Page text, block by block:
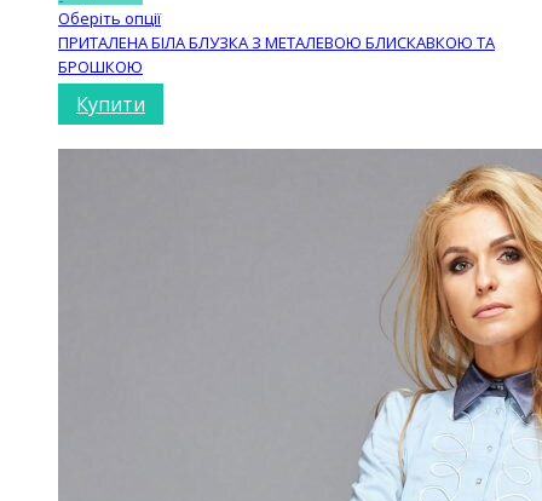
Оберіть опції
ПРИТАЛЕНА БІЛА БЛУЗКА З МЕТАЛЕВОЮ БЛИСКАВКОЮ ТА
БРОШКОЮ
Купити